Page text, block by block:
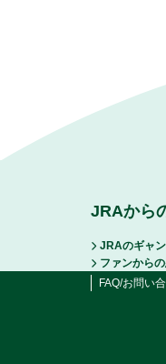
JRAから
JRAのギャ
ファンから
FAQ/お問い